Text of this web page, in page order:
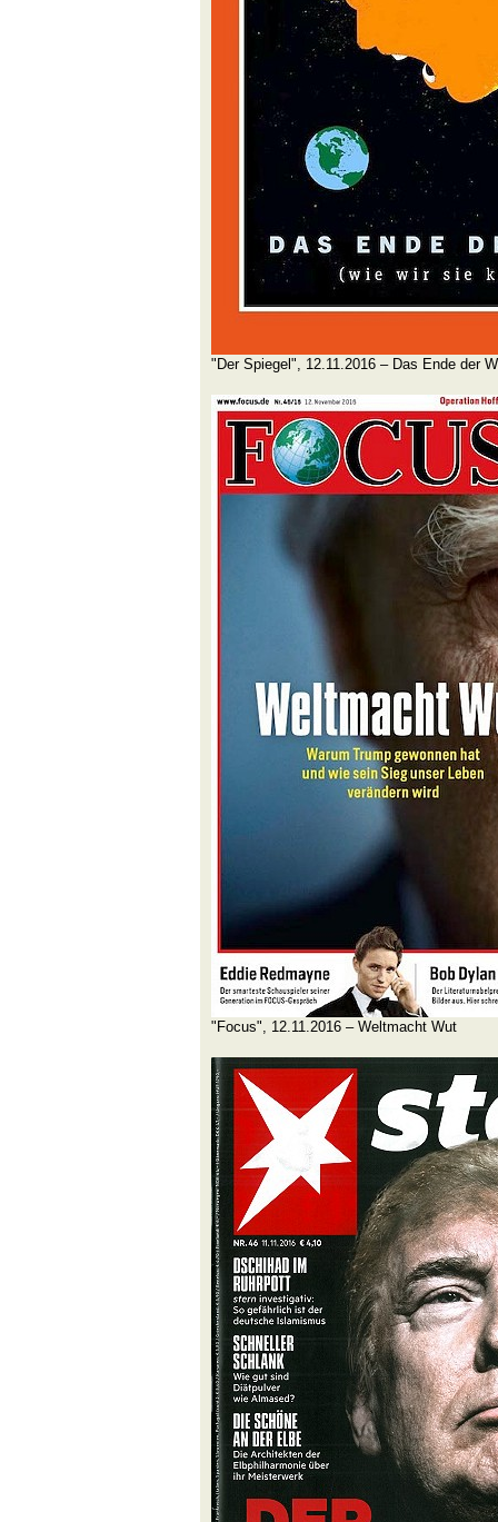
"Der Spiegel", 12.11.2016 – Das Ende der
"Focus", 12.11.2016 – Weltmacht Wut